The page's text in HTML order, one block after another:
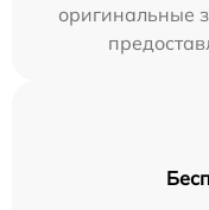
оригинальные